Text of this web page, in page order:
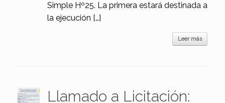
Simple Hº25. La primera estará destinada a
la ejecución […]
Leer más
Llamado a Licitación: